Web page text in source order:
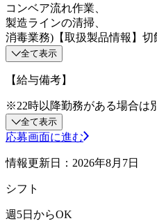
コンベア流れ作業、
製造ラインの清掃、
消毒業務)【取扱製品情報】切
全て表示
【給与備考】
※22時以降勤務がある場合は
全て表示
応募画面に進む
情報更新日：2026年8月7日
シフト
週5日からOK